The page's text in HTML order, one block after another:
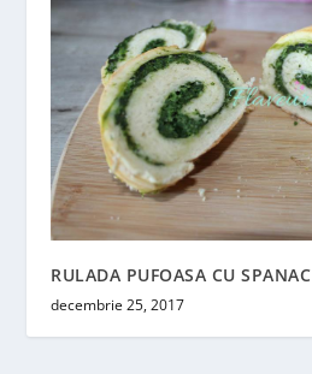
RULADA PUFOASA CU SPANAC
decembrie 25, 2017